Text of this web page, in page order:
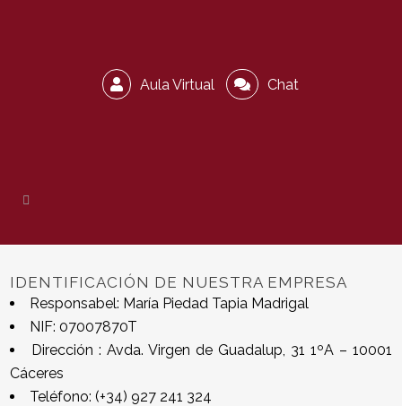
Aula Virtual Chat
IDENTIFICACIÓN DE NUESTRA EMPRESA
Responsabel: María Piedad Tapia Madrigal
NIF: 07007870T
Dirección : Avda. Virgen de Guadalup, 31 1ºA – 10001
Cáceres
Teléfono: (+34) 927 241 324